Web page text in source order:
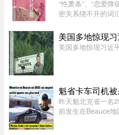
“性萧条”、“恋爱降
密关系绕不开的词
学教授吴存存，却
认为，欲望绝不会
美国多地惊现
美国多地惊现习近
魁省卡车司机
昨天魁北克省一名
前发生在Beauce